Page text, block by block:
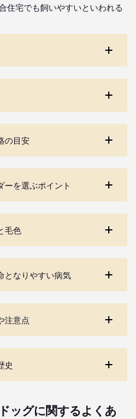
住宅でも飼いやすいといわれる
の目安
ーを選ぶポイント
毛色
となりやすい病気
注意点
史
ッグに関するよくあ